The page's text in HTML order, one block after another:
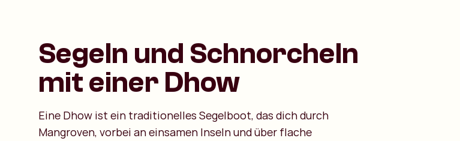
Segeln und Schnorcheln
mit einer Dhow
Eine Dhow ist ein traditionelles Segelboot, das dich durch
Mangroven, vorbei an einsamen Inseln und über flache